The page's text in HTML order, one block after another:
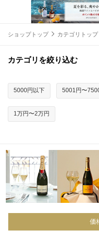
ショップトップ カテゴリトップ
カテゴリを絞り込む
5000円以下 5001円〜
1万円〜2万円
価